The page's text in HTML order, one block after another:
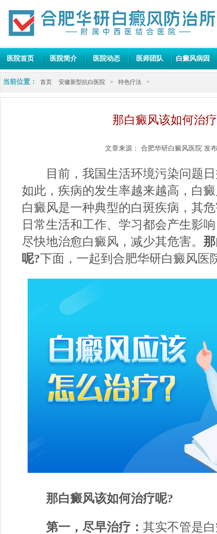
医院首页 医院简介 医院动态 医师团队 白癜风病因
当前位置： 首页 安徽新型抗白医院 > 特色疗法 >
那白癜风该如何治
文章来源： 合肥华研白癜风医院 发
目前，我国生活环境污染问题日
如此，疾病的发生率越来越高，白
白癜风是一种典型的白斑疾病，其
日常生活和工作、学习都会产生影
尽快地治愈白癜风，减少其危害。
呢?下面，一起到合肥华研白癜风医
那白癜风该如何治疗呢?
第一，尽早治疗： 其实不管是